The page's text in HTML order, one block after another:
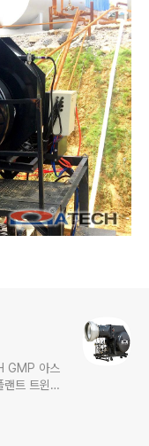
아스
트 트윈샤